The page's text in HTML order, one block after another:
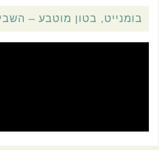
בומנייט, בטון מוטבע –